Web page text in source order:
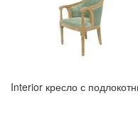
Interior кресло с